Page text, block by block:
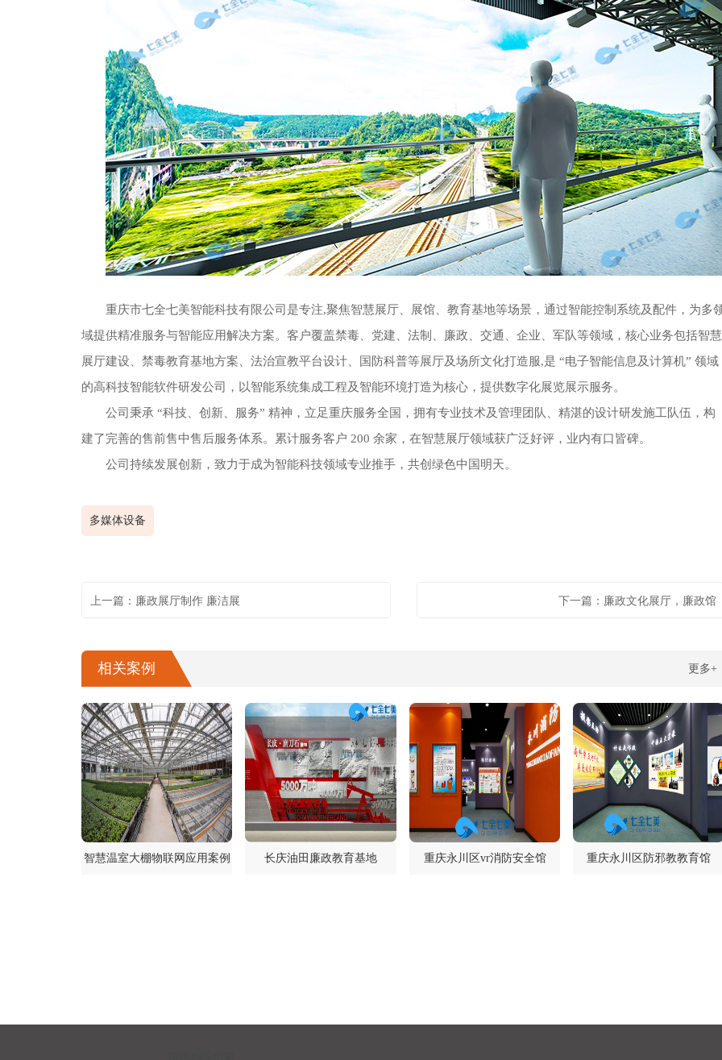
重庆市七全七美智能科技有限公司是专注,聚焦智慧展厅、展馆、教育基地等场景，通过智能控制系统及配件，为多
域提供精准服务与智能应用解决方案。客户覆盖禁毒、党建、法制、廉政、交通、企业、军队等领域，核心业务包括智慧
展厅建设、禁毒教育基地方案、法治宣教平台设计、国防科普等展厅及场所文化打造服,是 “电子智能信息及计算机” 领域
的高科技智能软件研发公司，以智能系统集成工程及智能环境打造为核心，提供数字化展览展示服务。
公司秉承 “科技、创新、服务” 精神，立足重庆服务全国，拥有专业技术及管理团队、精湛的设计研发施工队伍，构
建了完善的售前售中售后服务体系。累计服务客户 200 余家，在智慧展厅领域获广泛好评，业内有口皆碑。
公司持续发展创新，致力于成为智能科技领域专业推手，共创绿色中国明天。
多媒体设备
上一篇：廉政展厅制作 廉洁展 下一篇：廉政文化展厅，廉政馆
相关案例 更多+
智慧温室大棚物联网应用案例 长庆油田廉政教育基地 重庆永川区vr消防安全馆 重庆永川区防邪教教育馆